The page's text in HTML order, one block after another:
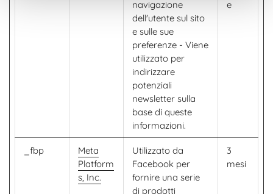
navigazione
dell'utente sul sito
e sulle sue
preferenze - Viene
utilizzato per
indirizzare
potenziali
newsletter sulla
base di queste
informazioni.
e
_fbp
Meta
Platform
s, Inc.
Utilizzato da
Facebook per
fornire una serie
di prodotti
3
mesi